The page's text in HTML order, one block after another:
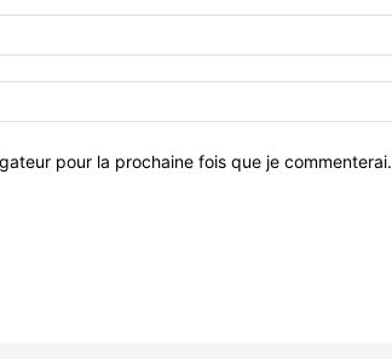
pour la prochaine fois que je commenterai.